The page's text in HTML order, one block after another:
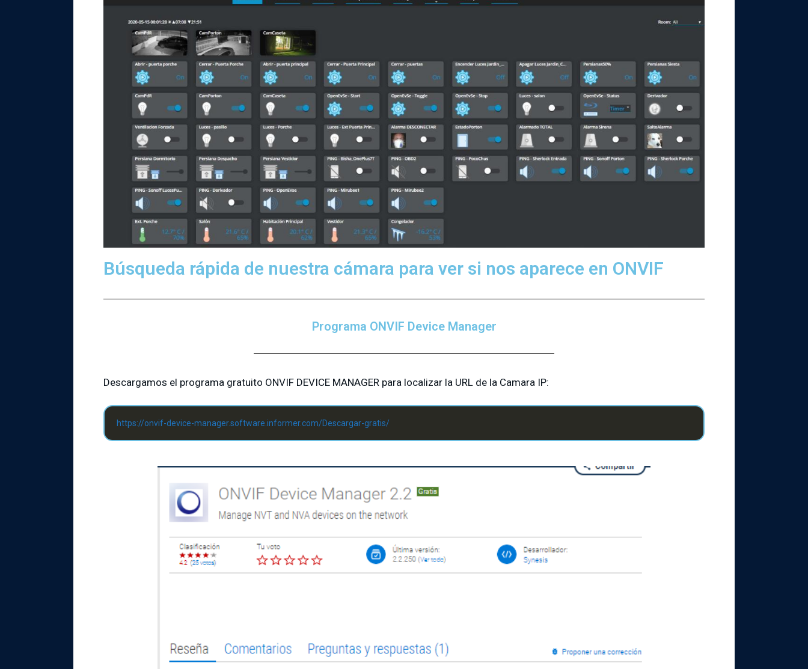
Búsqueda rápida de nuestra cámara para ver si nos aparece en ONVIF
Programa ONVIF Device Manager
Descargamos el programa gratuito ONVIF DEVICE MANAGER para localizar la URL de la Camara IP:
https://onvif-device-manager.software.informer.com/Descargar-gratis/